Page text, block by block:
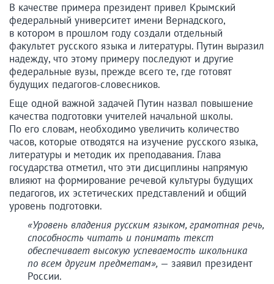
В качестве примера президент привел Крымский
федеральный университет имени Вернадского,
в котором в прошлом году создали отдельный
факультет русского языка и литературы. Путин выразил
надежду, что этому примеру последуют и другие
федеральные вузы, прежде всего те, где готовят
будущих педагогов-словесников.
Еще одной важной задачей Путин назвал повышение
качества подготовки учителей начальной школы.
По его словам, необходимо увеличить количество
часов, которые отводятся на изучение русского языка,
литературы и методик их преподавания. Глава
государства отметил, что эти дисциплины напрямую
влияют на формирование речевой культуры будущих
педагогов, их эстетических представлений и общий
уровень подготовки.
«Уровень владения русским языком, грамотная речь,
способность читать и понимать текст
обеспечивает высокую успеваемость школьника
по всем другим предметам», — заявил президент
России.